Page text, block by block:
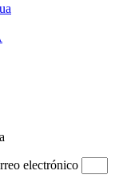
electrónico